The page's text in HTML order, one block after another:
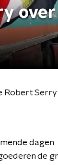
over
Robert
dagen
de